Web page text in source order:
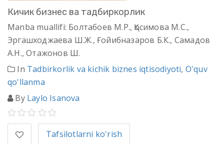
Кичик бизнес ва тадбиркорлик
Manba muallifi: Болтабоев М.Р., Қосимова М.С.,
Эргашходжаева Ш.Ж., Ғойибназаров Б.К., Самадов
А.Н., Отажонов Ш.
In Tadbirkorlik va kichik biznes iqtisodiyoti, O'quv
qo'llanma
By Laylo Isanova
Tafsilotlarni ko'rish